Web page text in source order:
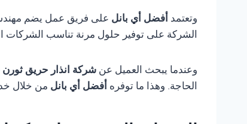
وتعتمد أفضل أي بانل على فريق عمل يضم
الشركة على توفير حلول مرنة تناسب الشركات
وعندما يبحث العميل عن شركة انذار حريق ثورن
الحاجة. وهذا ما توفره أفضل أي بانل من خلال